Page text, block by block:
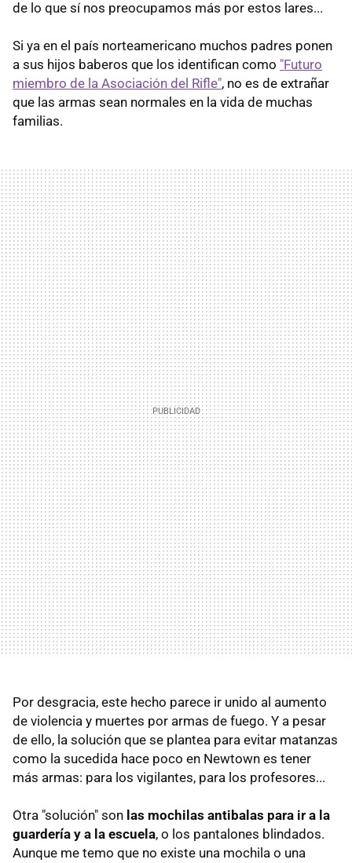
de lo que sí nos preocupamos más por estos lares...
Si ya en el país norteamericano muchos padres ponen
a sus hijos baberos que los identifican como "Futuro
miembro de la Asociación del Rifle", no es de extrañar
que las armas sean normales en la vida de muchas
familias.
Por desgracia, este hecho parece ir unido al aumento
de violencia y muertes por armas de fuego. Y a pesar
de ello, la solución que se plantea para evitar matanzas
como la sucedida hace poco en Newtown es tener
más armas: para los vigilantes, para los profesores...
Otra "solución" son las mochilas antibalas para ir a la
guardería y a la escuela, o los pantalones blindados.
Aunque me temo que no existe una mochila o una